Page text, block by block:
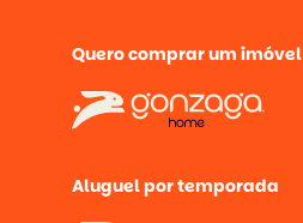
Quero comprar um imóvel
Aluguel por temporada